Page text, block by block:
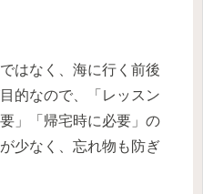
はなく、海に行く前後
的なので、「レッスン
」「帰宅時に必要」の
少なく、忘れ物も防ぎ